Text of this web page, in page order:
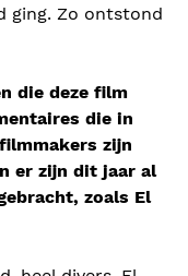
ging. Zo ontstond
die deze film
die in
zijn
er zijn dit jaar al
zoals El